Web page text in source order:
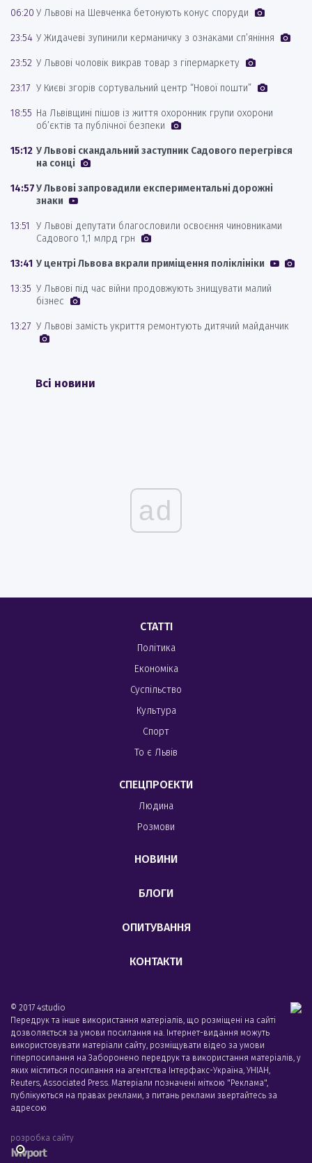
06:20 У Львові на Шевченка бетонують конус споруди
23:54 У Жидачеві зупинили керманичку з ознаками сп’яніння
23:52 У Львові чоловік викрав товар з гіпермаркету
23:17 У Києві згорів сортувальний центр “Нової пошти”
18:55 На Львівщині пішов із життя охоронник групи охорони
об’єктів та публічної безпеки
15:12 У Львові скандальний заступник Садового перегрівся
на сонці
14:57У Львові запровадили експериментальні дорожні
знаки
13:51
У Львові депутати благословили освоєння чиновниками
Садового 1,1 млрд грн
13:41 У центрі Львова вкрали приміщення поліклініки
13:35 У Львові під час війни продовжують знищувати малий
бізнес
13:27 У Львові замість укриття ремонтують дитячий майданчик
Всі новини
ad
СТАТТІ
Політика
Економіка
Суспільство
Культура
Спорт
То є Львів
СПЕЦПРОЕКТИ
Людина
Розмови
НОВИНИ
БЛОГИ
ОПИТУВАННЯ
КОНТАКТИ
© 2017 4studio
Передрук та інше використання матеріалів, що розміщені на сайті
дозволяється за умови посилання на. Інтернет-видання можуть
використовувати матеріали сайту, розміщувати відео за умови
гіперпосилання на Заборонено передрук та використання матеріалів, у
яких міститься посилання на агентства Iнтерфакс-Україна, УНIАН,
Reuters, Associated Press. Матеріали позначені міткою "Реклама",
публікуються на правах реклами, з питань реклами звертайтесь за
адресою
розробка сайту